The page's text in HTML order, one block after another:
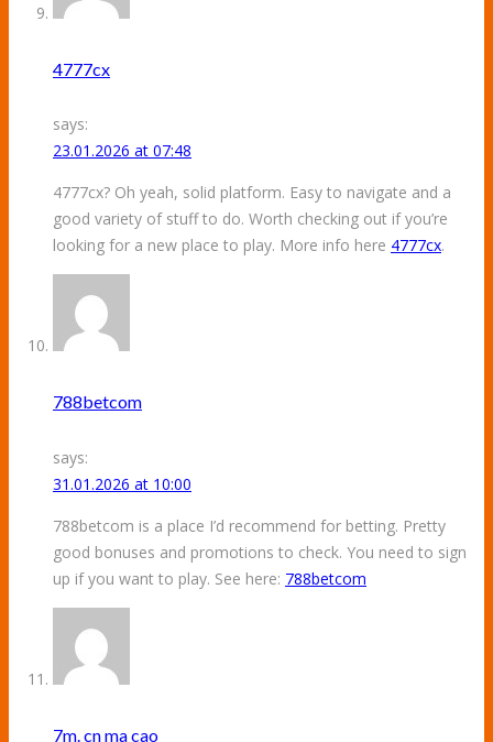
4777cx
says:
23.01.2026 at 07:48
4777cx? Oh yeah, solid platform. Easy to navigate and a
good variety of stuff to do. Worth checking out if you’re
looking for a new place to play. More info here 4777cx.
788betcom
says:
31.01.2026 at 10:00
788betcom is a place I’d recommend for betting. Pretty
good bonuses and promotions to check. You need to sign
up if you want to play. See here: 788betcom
7m. cn ma cao